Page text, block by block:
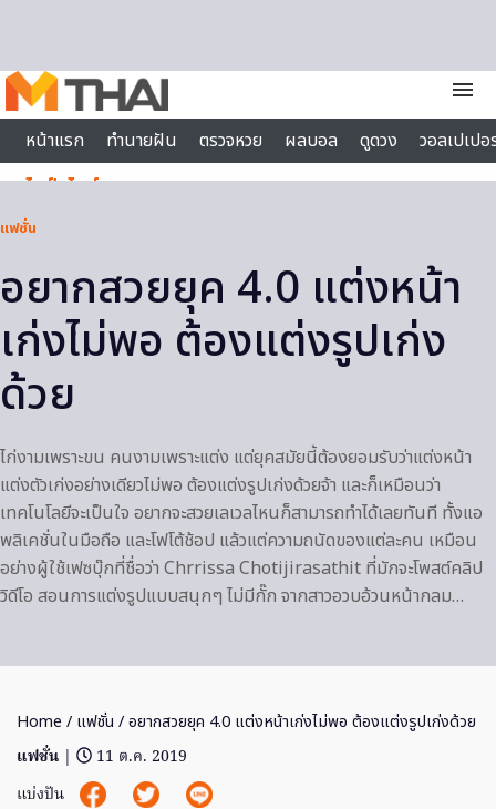
menu
หน้าแรก
ทำนายฝัน ตรวจหวย ผลบอล ดูดวง
วอลเปเป
ไลฟ์สไตล์
แฟชั่น
อยากสวยยุค 4.0 แต่งหน้า
เก่งไม่พอ ต้องแต่งรูปเก่ง
ด้วย
ไก่งามเพราะขน คนงามเพราะแต่ง แต่ยุคสมัยนี้ต้องยอมรับว่าแต่งหน้า
แต่งตัวเก่งอย่างเดียวไม่พอ ต้องแต่งรูปเก่งด้วยจ้า และก็เหมือนว่า
เทคโนโลยีจะเป็นใจ อยากจะสวยเลเวลไหนก็สามารถทำได้เลยทันที ทั้งแอ
พลิเคชั่นในมือถือ และโฟโต้ช้อป แล้วแต่ความถนัดของแต่ละคน เหมือน
อย่างผู้ใช้เฟซบุ๊กที่ชื่อว่า Chrrissa Chotijirasathit ที่มักจะโพสต์คลิป
วิดีโอ สอนการแต่งรูปแบบสนุกๆ ไม่มีกั๊ก จากสาวอวบอ้วนหน้ากลม…
Home / แฟชั่น / อยากสวยยุค 4.0 แต่งหน้าเก่งไม่พอ ต้องแต่งรูปเก่งด้วย
แฟชั่น |
11 ต.ค. 2019
แบ่งปัน